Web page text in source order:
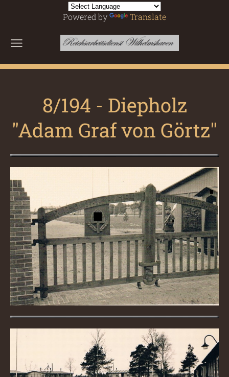
Powered by Translate
8/194 - Diepholz
"Adam Graf von Görtz"